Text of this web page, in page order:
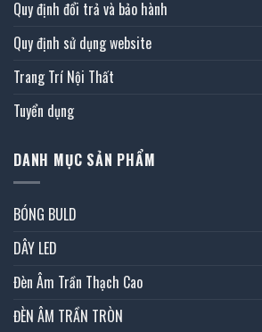
Quy định đổi trả và bảo hành
Quy định sử dụng website
Trang Trí Nội Thất
Tuyển dụng
DANH MỤC SẢN PHẨM
BÓNG BULD
DÂY LED
Đèn Âm Trần Thạch Cao
ĐÈN ÂM TRẦN TRÒN